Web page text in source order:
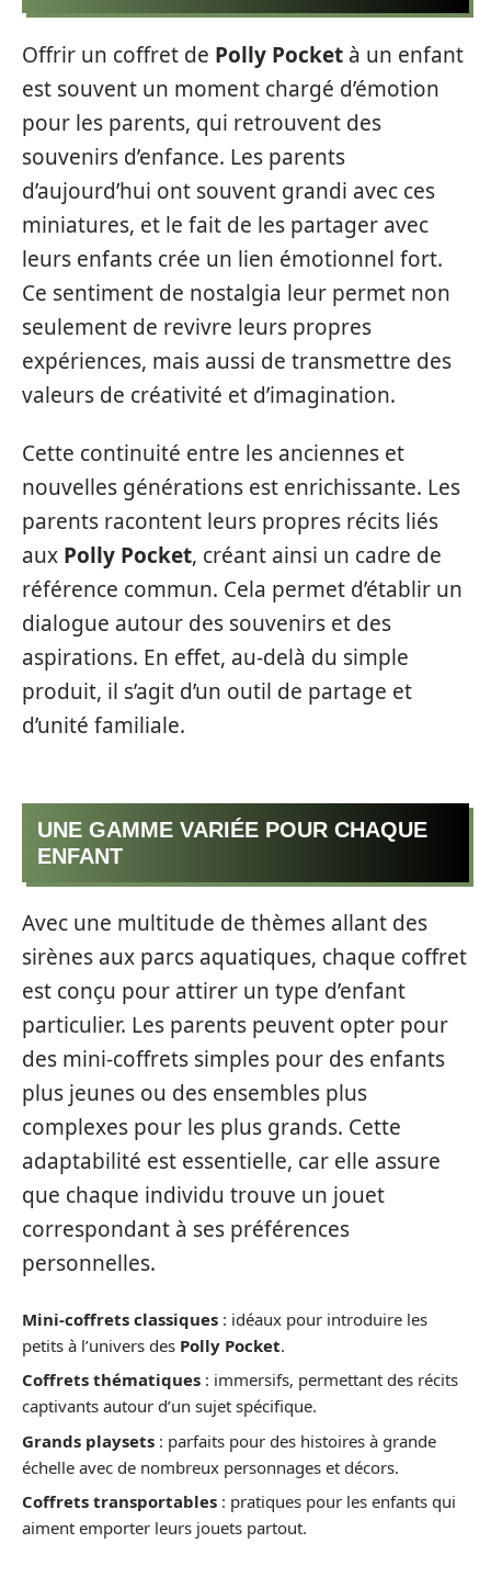
Offrir un coffret de Polly Pocket à un enfant
est souvent un moment chargé d’émotion
pour les parents, qui retrouvent des
souvenirs d’enfance. Les parents
d’aujourd’hui ont souvent grandi avec ces
miniatures, et le fait de les partager avec
leurs enfants crée un lien émotionnel fort.
Ce sentiment de nostalgia leur permet non
seulement de revivre leurs propres
expériences, mais aussi de transmettre des
valeurs de créativité et d’imagination.
Cette continuité entre les anciennes et
nouvelles générations est enrichissante. Les
parents racontent leurs propres récits liés
aux Polly Pocket, créant ainsi un cadre de
référence commun. Cela permet d’établir un
dialogue autour des souvenirs et des
aspirations. En effet, au-delà du simple
produit, il s’agit d’un outil de partage et
d’unité familiale.
UNE GAMME VARIÉE POUR CHAQUE
ENFANT
Avec une multitude de thèmes allant des
sirènes aux parcs aquatiques, chaque coffret
est conçu pour attirer un type d’enfant
particulier. Les parents peuvent opter pour
des mini-coffrets simples pour des enfants
plus jeunes ou des ensembles plus
complexes pour les plus grands. Cette
adaptabilité est essentielle, car elle assure
que chaque individu trouve un jouet
correspondant à ses préférences
personnelles.
Mini-coffrets classiques : idéaux pour introduire les
petits à l’univers des Polly Pocket.
Coffrets thématiques : immersifs, permettant des récits
captivants autour d’un sujet spécifique.
Grands playsets : parfaits pour des histoires à grande
échelle avec de nombreux personnages et décors.
Coffrets transportables : pratiques pour les enfants qui
aiment emporter leurs jouets partout.